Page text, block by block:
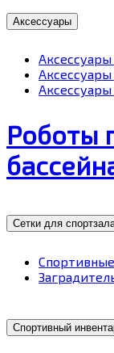
Аксессуары
Роботы
Сетки для
Спортивный